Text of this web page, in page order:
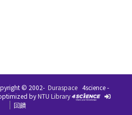
© 2002- Duraspace 4science -
byNTU Library
回饋